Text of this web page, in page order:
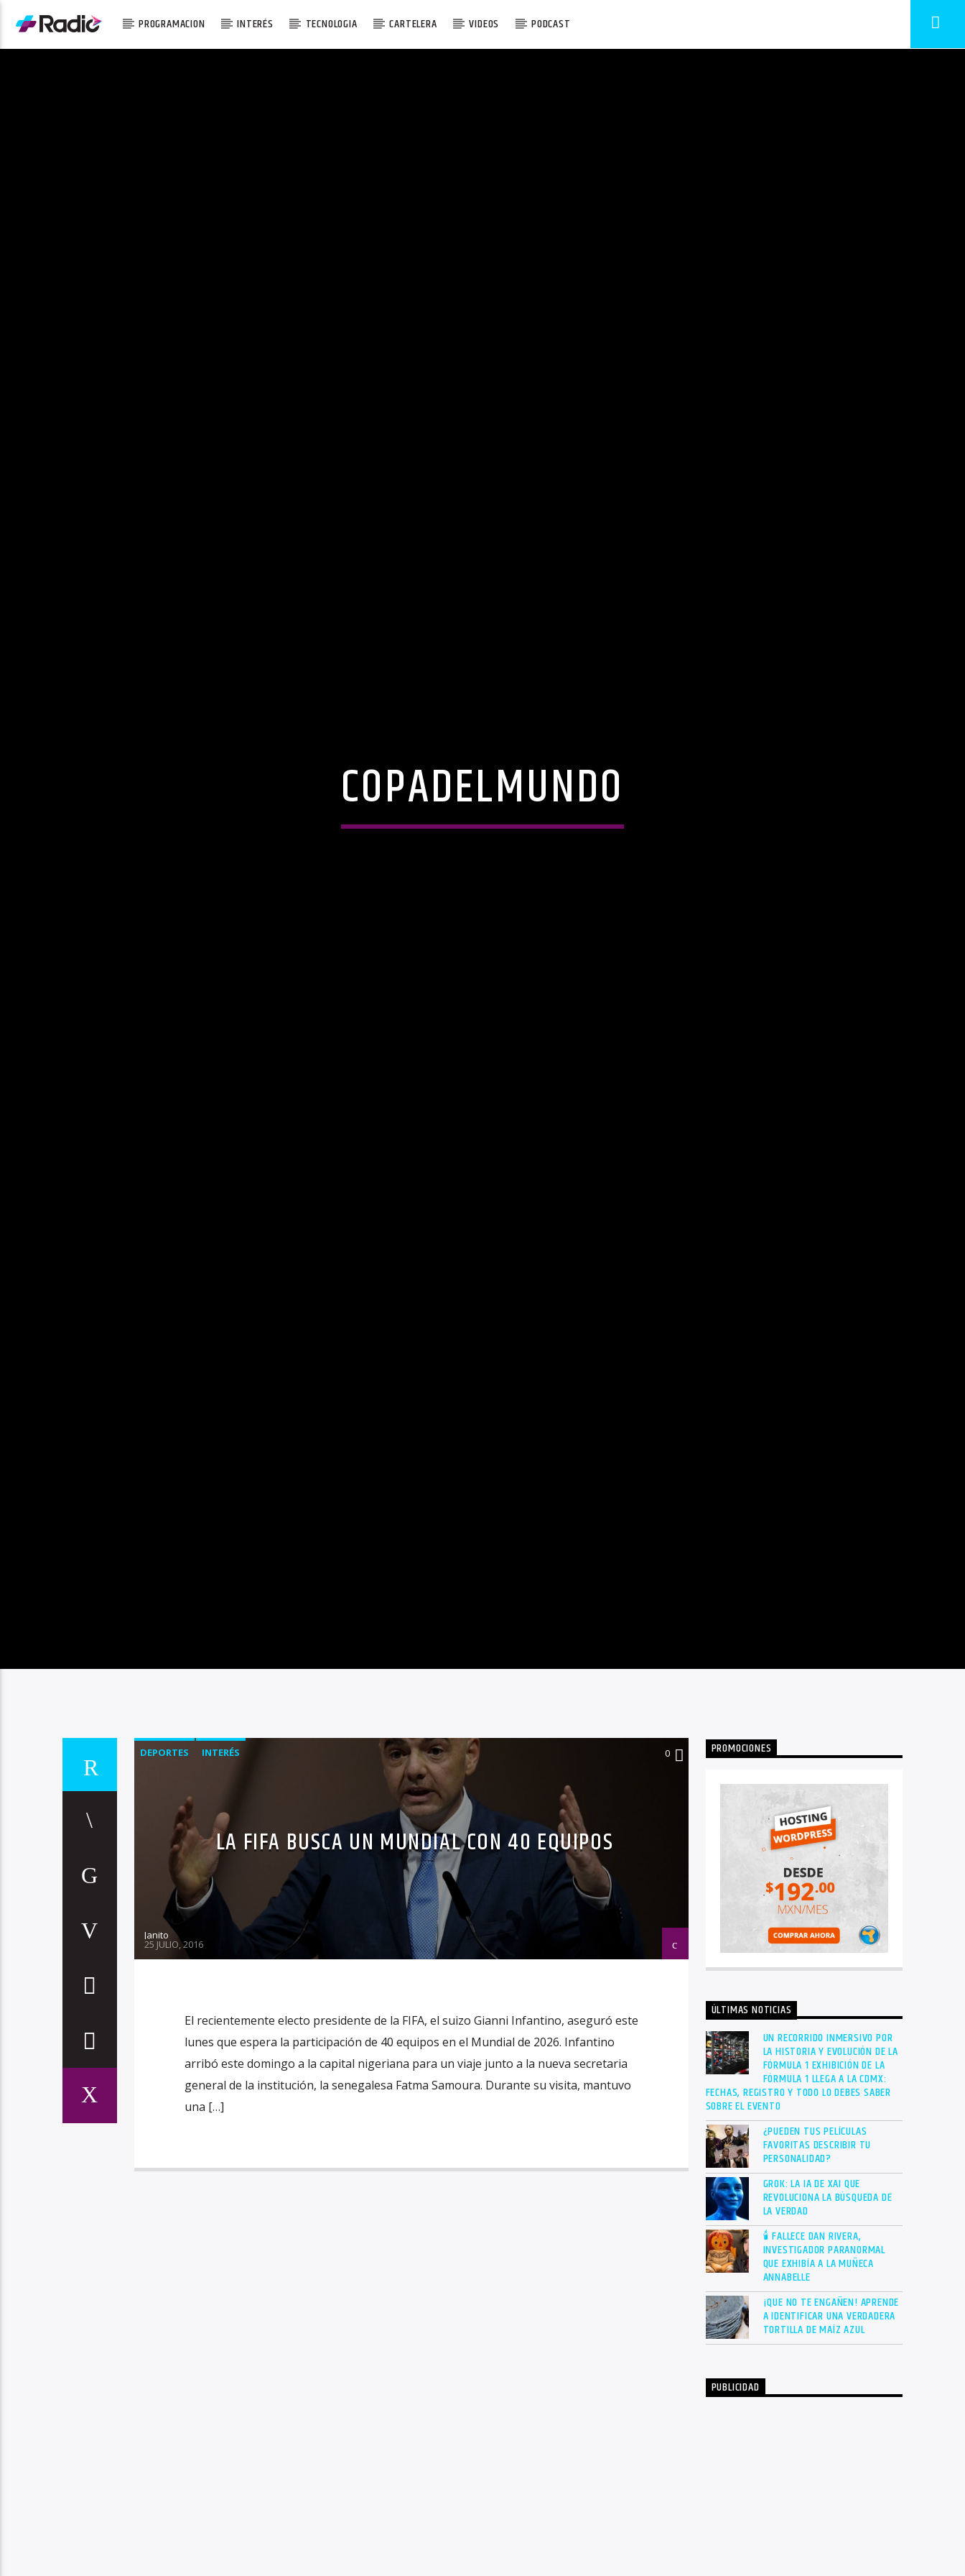
PROGRAMACION INTERÉS TECNOLOGIA CARTELERA VIDEOS PODCAST
COPADELMUNDO
DEPORTES INTERÉS 0
LA FIFA BUSCA UN MUNDIAL CON 40 EQUIPOS
Janito
25 JULIO, 2016
El recientemente electo presidente de la FIFA, el suizo Gianni Infantino, aseguró este
lunes que espera la participación de 40 equipos en el Mundial de 2026. Infantino
arribó este domingo a la capital nigeriana para un viaje junto a la nueva secretaria
general de la institución, la senegalesa Fatma Samoura. Durante su visita, mantuvo
una […]
PROMOCIONES
ÚLTIMAS NOTICIAS
UN RECORRIDO INMERSIVO POR
LA HISTORIA Y EVOLUCIÓN DE LA
FÓRMULA 1 EXHIBICIÓN DE LA
FÓRMULA 1 LLEGA A LA CDMX:
FECHAS, REGISTRO Y TODO LO DEBES SABER
SOBRE EL EVENTO
¿PUEDEN TUS PELÍCULAS
FAVORITAS DESCRIBIR TU
PERSONALIDAD?
GROK: LA IA DE XAI QUE
REVOLUCIONA LA BÚSQUEDA DE
LA VERDAD
🕯 FALLECE DAN RIVERA,
INVESTIGADOR PARANORMAL
QUE EXHIBÍA A LA MUÑECA
ANNABELLE
¡QUE NO TE ENGAÑEN! APRENDE
A IDENTIFICAR UNA VERDADERA
TORTILLA DE MAÍZ AZUL
PUBLICIDAD